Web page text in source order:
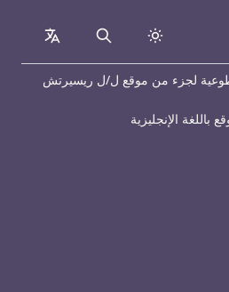
Search
لجزء من موقع ل/ل ريسيرتش
باللغة الإنجليزية